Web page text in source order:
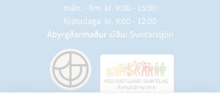
mán. - fim. kl. 9:00 - 15:00
föstudaga kl. 9:00 - 12:00
Ábyrgðarmaður síðu: Sveitarstjóri